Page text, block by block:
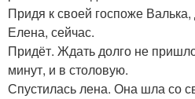
Придя к своей госпоже
Елена, сейчас.
Придёт. Ждать долго не
минут, и в столовую.
Спустилась лена. Она шла со